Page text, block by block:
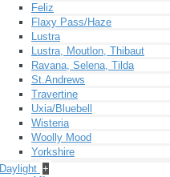
Feliz
Flaxy Pass/Haze
Lustra
Lustra, Moutlon, Thibaut
Ravana, Selena, Tilda
St.Andrews
Travertine
Uxia/Bluebell
Wisteria
Woolly Mood
Yorkshire
Daylight +